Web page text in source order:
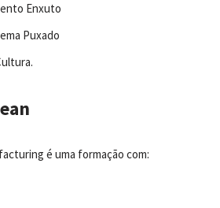
Enxuto
Puxado
é uma formação com: